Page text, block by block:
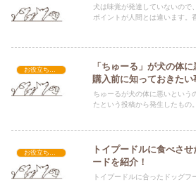
犬は味覚が発達していないので
ポイントが人間とは違います。
「ちゅーる」が犬の体
購入前に知っておきたい
ちゅーるが犬の体に悪いという
たという投稿から発生したもの
トイプードルに食べさ
ードを紹介！
トイプードルに合ったドッグ